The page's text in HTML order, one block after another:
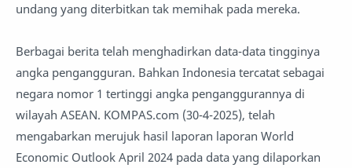
undang yang diterbitkan tak memihak pada mereka.
Berbagai berita telah menghadirkan data-data tingginya
angka pengangguran. Bahkan Indonesia tercatat sebagai
negara nomor 1 tertinggi angka penganggurannya di
wilayah ASEAN. KOMPAS.com (30-4-2025), telah
mengabarkan merujuk hasil laporan laporan World
Economic Outlook April 2024 pada data yang dilaporkan